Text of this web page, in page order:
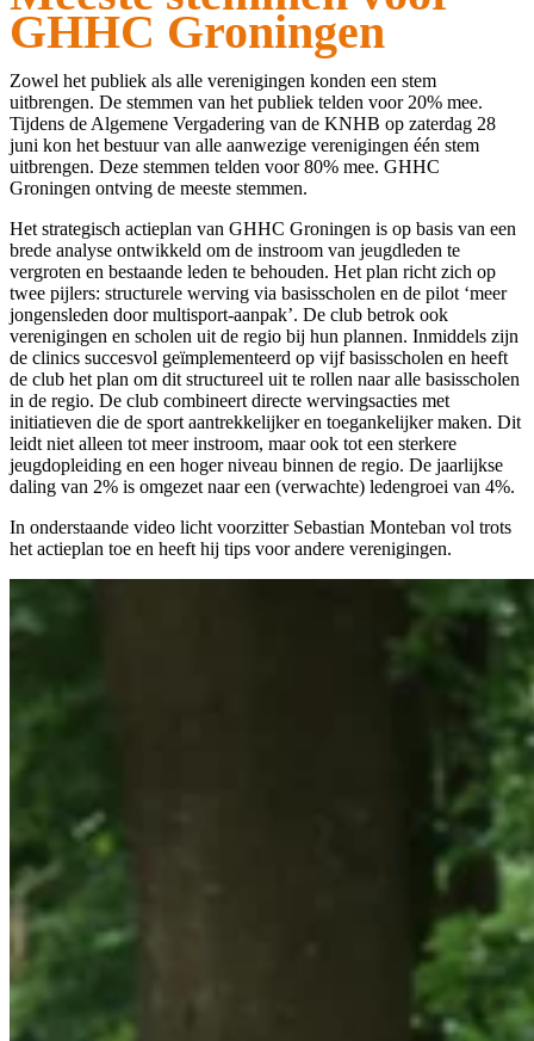
GHHC Groningen
Zowel het publiek als alle verenigingen konden een stem
uitbrengen. De stemmen van het publiek telden voor 20% mee.
Tijdens de Algemene Vergadering van de KNHB op zaterdag 28
juni kon het bestuur van alle aanwezige verenigingen één stem
uitbrengen. Deze stemmen telden voor 80% mee. GHHC
Groningen ontving de meeste stemmen.
Het strategisch actieplan van GHHC Groningen is op basis van een
brede analyse ontwikkeld om de instroom van jeugdleden te
vergroten en bestaande leden te behouden. Het plan richt zich op
twee pijlers: structurele werving via basisscholen en de pilot ‘meer
jongensleden door multisport-aanpak’. De club betrok ook
verenigingen en scholen uit de regio bij hun plannen. Inmiddels zijn
de clinics succesvol geïmplementeerd op vijf basisscholen en heeft
de club het plan om dit structureel uit te rollen naar alle basisscholen
in de regio. De club combineert directe wervingsacties met
initiatieven die de sport aantrekkelijker en toegankelijker maken. Dit
leidt niet alleen tot meer instroom, maar ook tot een sterkere
jeugdopleiding en een hoger niveau binnen de regio. De jaarlijkse
daling van 2% is omgezet naar een (verwachte) ledengroei van 4%.
In onderstaande video licht voorzitter Sebastian Monteban vol trots
het actieplan toe en heeft hij tips voor andere verenigingen.